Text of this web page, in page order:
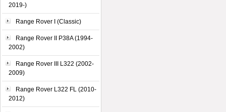
2019-)
Range Rover I (Classic)
Range Rover II P38A (1994-
2002)
Range Rover III L322 (2002-
2009)
Range Rover L322 FL (2010-
2012)